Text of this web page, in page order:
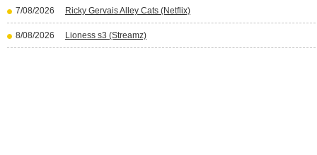
7/08/2026 Ricky Gervais Alley Cats (Netflix)
8/08/2026 Lioness s3 (Streamz)